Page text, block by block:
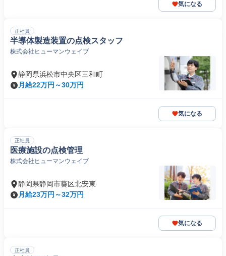
気になる
正社員
半導体製造装置の点検スタッフ
株式会社ヒューマンウェイブ
静岡県浜松市中央区三和町
月給22万円～30万円
気になる
正社員
医療施設の点検管理
株式会社ヒューマンウェイブ
静岡県静岡市葵区北安東
月給23万円～32万円
気になる
正社員